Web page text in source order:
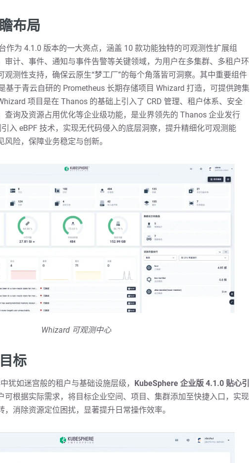
布局
作为 4.1.0 版本的一大亮点，涵盖 10 款功能独特的可观测性扩展组
审计、事件、通知与事件告警等关键领域，为用户在多集群、多租户环
观测性支持，确保云原生“梦工厂”的每个角落皆可洞察。其中重要组件
基于青云自研的 Prometheus 长期存储项目 Whizard 打造，可提供跨集
项目是在 Thanos 的基础上引入了 CRD 管理、租户体系、安全
查询及资源占用优化等企业级功能，是业界领先的 Thanos 企业发行
入 eBPF 技术，实现无代码侵入的底层洞察，提升精细化可观测能
险，保障业务稳定与创新。
Whizard 可观测中心
标
犹如迷宫般的租户与基础设施层级，
KubeSphere 企业版 4.1.0 贴心引
可根据实际需求，将目标企业空间、项目、集群添加至快捷入口，实现
消除资源定位困扰，显著提升日常操作效率。